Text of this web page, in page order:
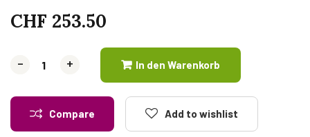
CHF 253.50
- +
- + In den Warenkorb
Compare Add to wishlist